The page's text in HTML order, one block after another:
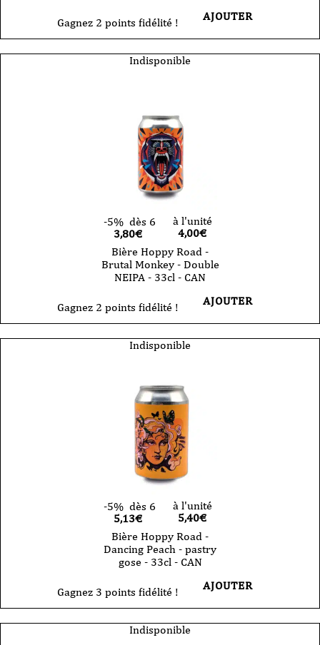
Gagnez 2 points fidélité ! AJOUTER
Indisponible
-5% dès 6
3,80€
à l'unité
4,00€
Bière Hoppy Road -
Brutal Monkey - Double
NEIPA - 33cl - CAN
Gagnez 2 points fidélité ! AJOUTER
Indisponible
-5% dès 6
5,13€
à l'unité
5,40€
Bière Hoppy Road -
Dancing Peach - pastry
gose - 33cl - CAN
Gagnez 3 points fidélité ! AJOUTER
Indisponible